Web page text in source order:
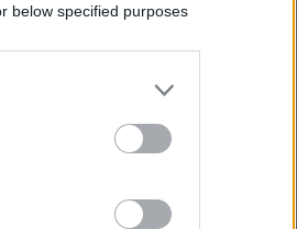
below specified purposes